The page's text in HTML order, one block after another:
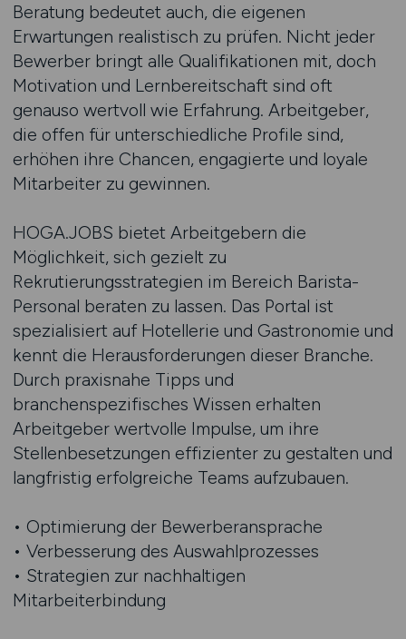
Beratung bedeutet auch, die eigenen
Erwartungen realistisch zu prüfen. Nicht jeder
Bewerber bringt alle Qualifikationen mit, doch
Motivation und Lernbereitschaft sind oft
genauso wertvoll wie Erfahrung. Arbeitgeber,
die offen für unterschiedliche Profile sind,
erhöhen ihre Chancen, engagierte und loyale
Mitarbeiter zu gewinnen.
HOGA.JOBS bietet Arbeitgebern die
Möglichkeit, sich gezielt zu
Rekrutierungsstrategien im Bereich Barista-
Personal beraten zu lassen. Das Portal ist
spezialisiert auf Hotellerie und Gastronomie und
kennt die Herausforderungen dieser Branche.
Durch praxisnahe Tipps und
branchenspezifisches Wissen erhalten
Arbeitgeber wertvolle Impulse, um ihre
Stellenbesetzungen effizienter zu gestalten und
langfristig erfolgreiche Teams aufzubauen.
• Optimierung der Bewerberansprache
• Verbesserung des Auswahlprozesses
• Strategien zur nachhaltigen
Mitarbeiterbindung